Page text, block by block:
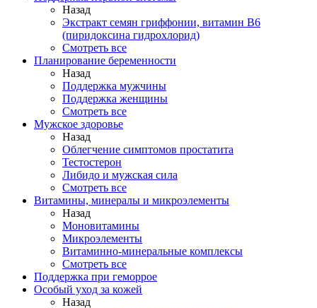
Назад
Экстракт семян гриффонии, витамин В6
(пиридоксина гидрохлорид)
Смотреть все
Планирование беременности
Назад
Поддержка мужчины
Поддержка женщины
Смотреть все
Мужское здоровье
Назад
Облегчение симптомов простатита
Тестостерон
Либидо и мужская сила
Смотреть все
Витамины, минералы и микроэлементы
Назад
Моновитамины
Микроэлементы
Витаминно-минеральные комплексы
Смотреть все
Поддержка при геморрое
Особый уход за кожей
Назад